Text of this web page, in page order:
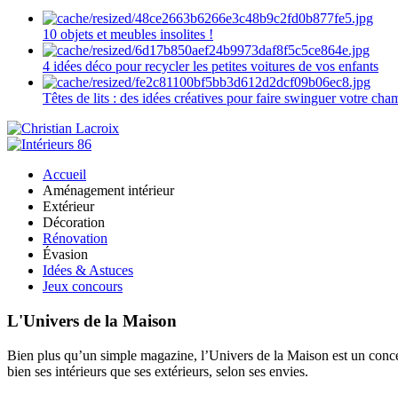
10 objets et meubles insolites !
4 idées déco pour recycler les petites voitures de vos enfants
Têtes de lits : des idées créatives pour faire swinguer votre
Accueil
Aménagement intérieur
Extérieur
Décoration
Rénovation
Évasion
Idées & Astuces
Jeux concours
L'Univers de la Maison
Bien plus qu’un simple magazine, l’Univers de la Maison est un
bien ses intérieurs que ses extérieurs, selon ses envies.